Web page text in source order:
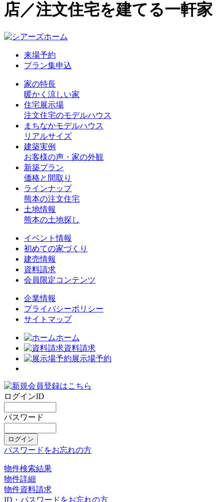
店／注文住宅を建てる一軒家
来場予約
プラン集申込
家の特長
暖かく涼しい家
住宅展示場
注文住宅のモデルハウス
まちなかモデルハウス
リアルサイズ
建築実例
お客様の声・家の外観
新築プラン
価格と間取り
ラインナップ
熊本の注文住宅
土地情報
熊本の土地探し
イベント情報
初めての家づくり
建売情報
資料請求
会員限定コンテンツ
企業情報
プライバシーポリシー
サイトマップ
ホーム
資料請求
展示場予約
ログインID
パスワード
パスワードをお忘れの方
物件検索結果
物件詳細
物件資料請求
ID・パスワードをお忘れの方